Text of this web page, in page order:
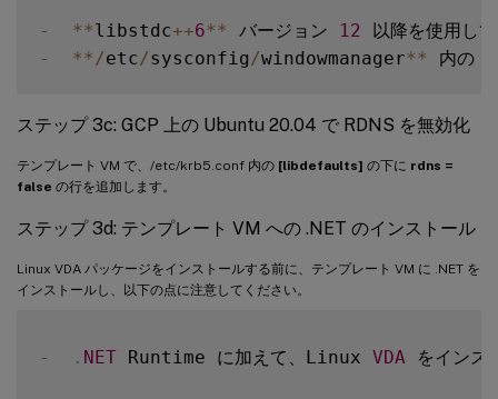
- **libstdc++6** バージョン
12
-
** /etc/sysconfig /windowmanager** 内の
ステップ 3c: GCP 上の Ubuntu 20.04 で RDNS を無効化
テンプレート VM で、/etc/krb5.conf 内の [libdefaults] の下に rdns =
false の行を追加します。
ステップ 3d: テンプレート VM への .NET のインストール
Linux VDA パッケージをインストールする前に、テンプレート VM に .NET を
インストールし、以下の点に注意してください。
- . NET Runtime に加えて、Linux VDA をインス